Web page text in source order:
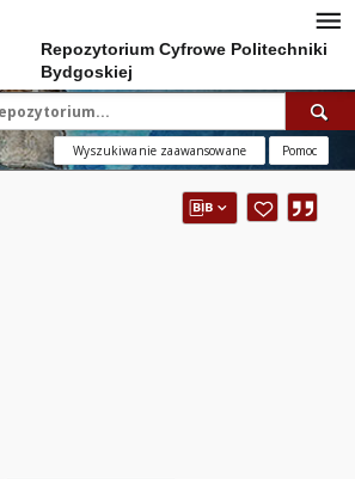
Repozytorium Cyfrowe Politechniki
Bydgoskiej
Wyszukiwanie zaawansowane Pomoc